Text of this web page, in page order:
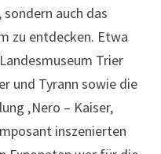
auch das
zu entdecken. Etwa
Trier
und Tyrann sowie die
‚Nero – Kaiser,
inszenierten